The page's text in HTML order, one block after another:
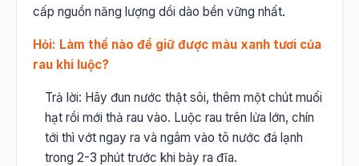
cấp nguồn năng lượng dồi dào bền vững nhất.
Hỏi: Làm thế nào để giữ được màu xanh tươi của
rau khi luộc?
Trả lời: Hãy đun nước thật sôi, thêm một chút muối
hạt rồi mới thả rau vào. Luộc rau trên lửa lớn, chín
tới thì vớt ngay ra và ngâm vào tô nước đá lạnh
trong 2-3 phút trước khi bày ra đĩa.